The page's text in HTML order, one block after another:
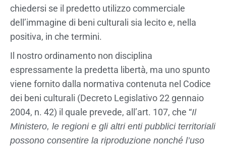
chiedersi se il predetto utilizzo commerciale
dell’immagine di beni culturali sia lecito e, nella
positiva, in che termini.
Il nostro ordinamento non disciplina
espressamente la predetta libertà, ma uno spunto
viene fornito dalla normativa contenuta nel Codice
dei beni culturali (Decreto Legislativo 22 gennaio
2004, n. 42) il quale prevede, all’art. 107, che “Il
Ministero, le regioni e gli altri enti pubblici territoriali
possono consentire la riproduzione nonché l’uso